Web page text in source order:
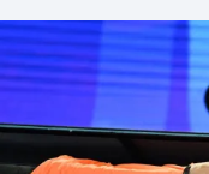
Atletika
Cyklistika
DALŠÍ SPORTY